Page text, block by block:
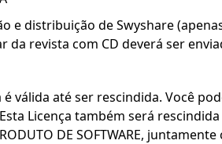
e distribuição de Swyshare
da revista com CD deverá ser
é válida até ser rescindida. Você
Licença também será
DE SOFTWARE,